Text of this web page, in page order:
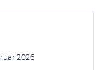
2026